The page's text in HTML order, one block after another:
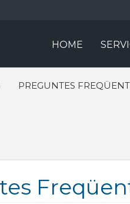
HOME
PREGUNTES